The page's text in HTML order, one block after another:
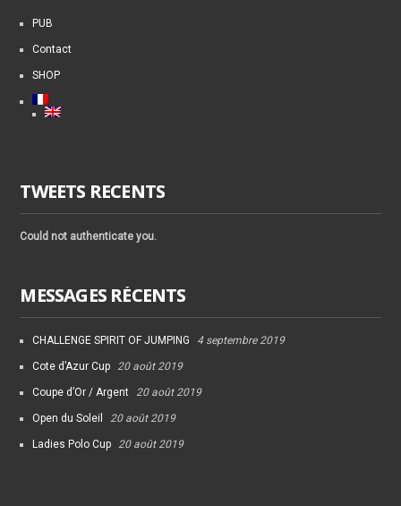
PUB
Contact
SHOP
TWEETS RECENTS
Could not authenticate you.
MESSAGES RÉCENTS
CHALLENGE SPIRIT OF JUMPING 4 septembre 2019
Cote d’Azur Cup 20 août 2019
Coupe d’Or / Argent 20 août 2019
Open du Soleil 20 août 2019
Ladies Polo Cup 20 août 2019